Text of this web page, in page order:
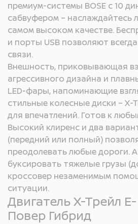
премиум-системы BOSE с 10
сабвуфером – наслаждайтесь
самом высоком качестве.
и порты USB позволяют
связи.
Внешность, приковывающая
агрессивного дизайна и
LED-фары, напоминающие
стильные колесные диски – X-
для впечатлений. Готов к
Высокий клиренс и два
(передний или полный)
преодолевать любые дороги.
буксировать тяжелые грузы
кроссовер незаменимым
ситуации.
Двигатель Х-Трейл Е-
Повер Гибрид